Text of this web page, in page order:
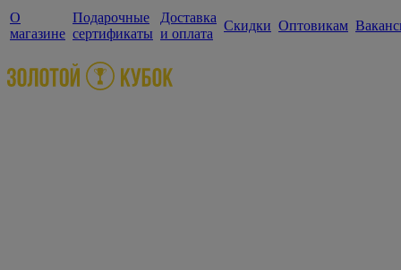
О
магазине
Подарочные
сертификаты
Доставка
и оплата
Скидки Оптовикам